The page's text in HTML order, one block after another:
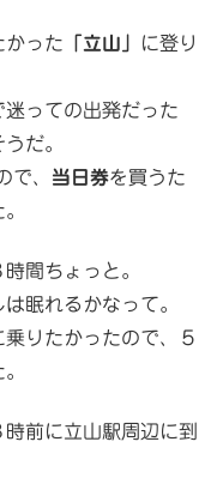
かった 「立山」
に登り
っての出発だった
だ。
で、 当日券を買うた
間ちょっと。
眠れるかなって。
りたかったので、５
前に立山駅周辺に到